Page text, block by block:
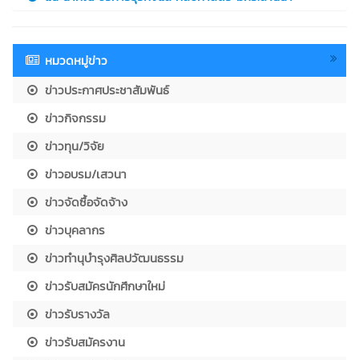
หมวดหมู่ข่าว
ข่าวประกาศประชาสัมพันธ์
ข่าวกิจกรรม
ข่าวทุน/วิจัย
ข่าวอบรม/เสวนา
ข่าวจัดซื้อจัดจ้าง
ข่าวบุคลากร
ข่าวทำนุบำรุงศิลปวัฒนธรรม
ข่าวรับสมัครนักศึกษาใหม่
ข่าวรับรางวัล
ข่าวรับสมัครงาน